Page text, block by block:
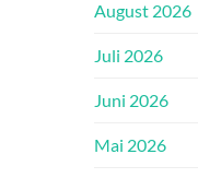
August 2026
Juli 2026
Juni 2026
Mai 2026